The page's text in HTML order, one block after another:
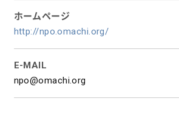
ホームページ
http://npo.omachi.org/
E-MAIL
npo@omachi.org